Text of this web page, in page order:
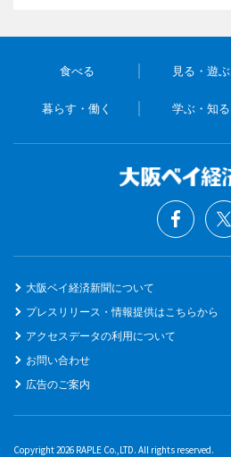
食べる 見る・遊ぶ
暮らす・働く 学ぶ・知る
大阪ベイ経済新聞について
プレスリリース・情報提供はこちらから
アクセスデータの利用について
お問い合わせ
広告のご案内
Copyright 2026 RAPLE Co.,LTD. All rights reserved.